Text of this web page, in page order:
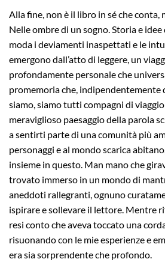
Alla fine, non è il libro in sé che conta,
Nelle ombre di un sogno. Storia e
moda i deviamenti inaspettati e le
emergono dall’atto di leggere, un
profondamente personale che
promemoria che, indipendentemente
siamo, siamo tutti compagni di
meraviglioso paesaggio della parola
a sentirti parte di una comunità più
personaggi e al mondo scarica
insieme in questo. Man mano che
trovato immerso in un mondo di
aneddoti rallegranti, ognuno
ispirare e sollevare il lettore. Mentre
resi conto che aveva toccato una
risuonando con le mie esperienze e
era sia sorprendente che profondo.